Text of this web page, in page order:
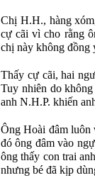
Chị H.H., hàng
cự cãi vì cho rằng
chị này không đồng
Thấy cự cãi, hai
Tuy nhiên do
anh N.H.P. khiến
Ông Hoài đâm
đó ông đâm vào
ông thấy con trai
nhưng bé đã kịp